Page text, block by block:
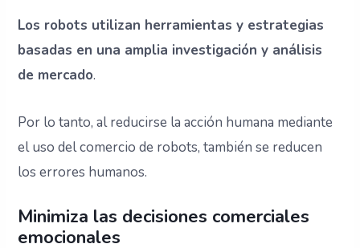
Los robots utilizan herramientas y estrategias
basadas en una amplia investigación y análisis
de mercado.
Por lo tanto, al reducirse la acción humana mediante
el uso del comercio de robots, también se reducen
los errores humanos.
Minimiza las decisiones comerciales
emocionales